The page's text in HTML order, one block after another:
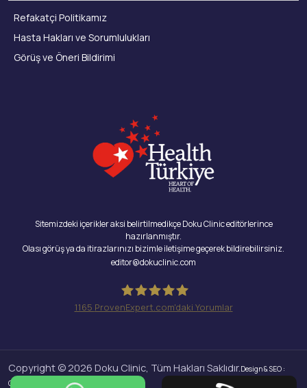
Refakatçi Politikamız
Hasta Hakları ve Sorumlulukları
Görüş ve Öneri Bildirimi
Sitemizdeki içerikler aksi belirtilmedikçe Doku Clinic editörlerince
hazırlanmıştır.
Olası görüş ya da itirazlarınızı bizimle iletişime geçerek bildirebilirsiniz.
editor@dokuclinic.com
1165 ProvenExpert.com'daki Yorumlar
Copyright © 2026 Doku Clinic, Tüm Hakları Saklıdır.Design & SEO :
Crabs Media